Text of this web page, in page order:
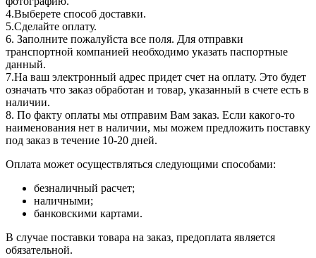
4.Выберете способ доставки.
5.Сделайте оплату.
6. Заполните пожалуйста все поля. Для отправки
транспортной компанией необходимо указать паспортные
данный.
7.На ваш электронный адрес придет счет на оплату. Это будет
означать что заказ обработан и товар, указанный в счете есть в
наличии.
8. По факту оплаты мы отправим Вам заказ. Если какого-то
наименования нет в наличии, мы можем предложить поставку
под заказ в течение 10-20 дней.
Оплата может осуществляться следующими способами:
безналичный расчет;
наличными;
банковскими картами.
В случае поставки товара на заказ, предоплата является
обязательной.